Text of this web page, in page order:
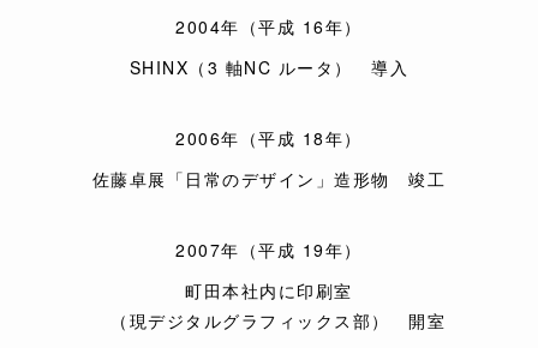
2004年（平成 16年）
SHINX（3 軸NC ルータ） 導入
2006年（平成 18年）
佐藤卓展「日常のデザイン」造形物 竣工
2007年（平成 19年）
町田本社内に印刷室
（現デジタルグラフィックス部） 開室